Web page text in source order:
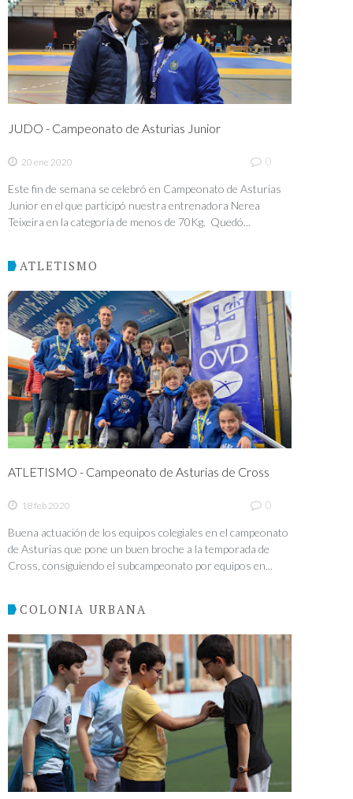
JUDO - Campeonato de Asturias Junior
20 ene 2020 0
Este fin de semana se celebró en Campeonato de Asturias
Junior en el que participó nuestra entrenadora Nerea
Teixeira en la categoría de menos de 70Kg. Quedó...
ATLETISMO
ATLETISMO - Campeonato de Asturias de Cross
18 feb 2020 0
Buena actuación de los equipos colegiales en el campeonato
de Asturias que pone un buen broche a la temporada de
Cross, consiguiendo el subcampeonato por equipos en...
COLONIA URBANA